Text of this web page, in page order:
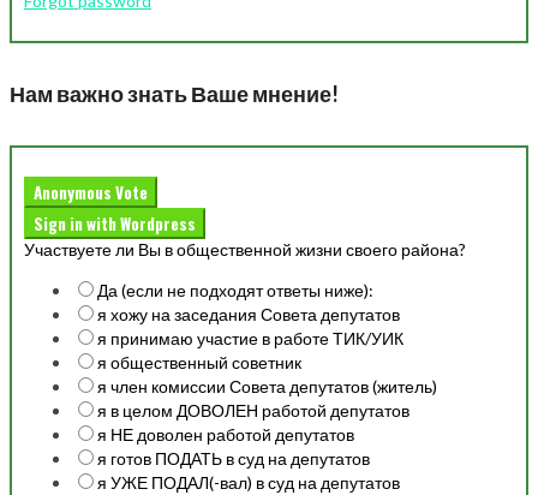
Нам важно знать Ваше мнение!
Anonymous Vote
Sign in with Wordpress
Участвуете ли Вы в общественной жизни своего района?
Да (если не подходят ответы ниже):
я хожу на заседания Совета депутатов
я принимаю участие в работе ТИК/УИК
я общественный советник
я член комиссии Совета депутатов (житель)
я в целом ДОВОЛЕН работой депутатов
я НЕ доволен работой депутатов
я готов ПОДАТЬ в суд на депутатов
я УЖЕ ПОДАЛ(-вал) в суд на депутатов